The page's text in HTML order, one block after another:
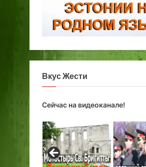
Вкус Жести
Сейчас на видеоканале!